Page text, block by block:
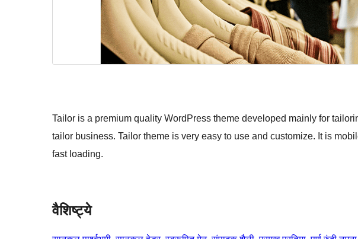
Tailor is a premium quality WordPress theme developed mainly for
tailor business. Tailor theme is very easy to use and customize. It is
fast loading.
वैशिष्ट्ये